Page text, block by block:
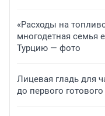
«Расходы на
многодетная семья
Турцию — фото
Лицевая гладь для
до первого